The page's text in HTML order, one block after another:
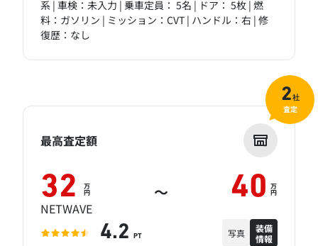
系 | 車検：未入力 | 乗車定員： 5名 | ドア： 5枚 | 燃
料：ガソリン | ミッション：CVT | ハンドル：右 | 修
復歴：なし
最高査定額
32 万
円 ～ 40 万
円
NETWAVE
4.2 PT 写真
装備
情報
2社
査定